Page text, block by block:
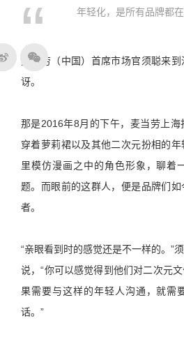
年轻化，是所有品牌都
麦当劳（中国）首席市场官须聪来
讶。
那是2016年8月的下午，麦当劳上
穿着萝莉裙以及其他二次元扮相的
里模仿漫画之中的角色形象，聊着
题。而眼前的这群人，便是品牌们
者。
“亲眼看到时的感觉还是不一样的。”
说，“你可以感觉得到他们对二次元
果需要与这样的年轻人沟通，就需
话。”